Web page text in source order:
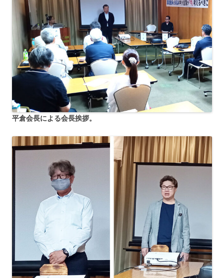
平倉会長による会長挨拶。